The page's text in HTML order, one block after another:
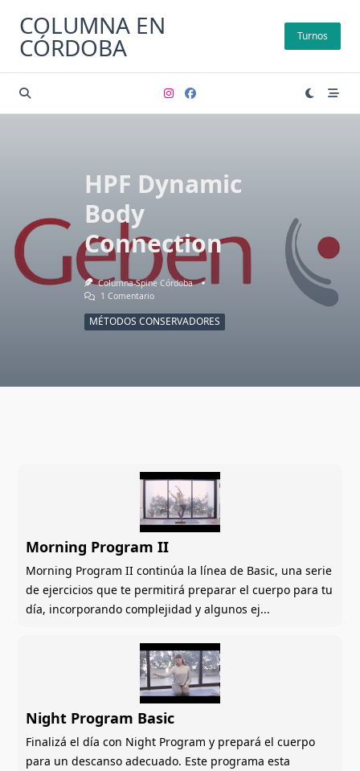
contenido
COLUMNA EN
CÓRDOBA Turnos
HPF Dynamic
Body
Connection
Columna-Spine Córdoba
1 ComentarioEn
Dynamic
Body
MÉTODOS CONSERVADORES
Morning Program II
Morning Program II continúa la línea de Basic, una serie
de ejercicios que te permitirá preparar el cuerpo para tu
día, incorporando complejidad y algunos ej...
Night Program Basic
Finalizá el día con Night Program y prepará el cuerpo
para un descanso adecuado. Este programa esta